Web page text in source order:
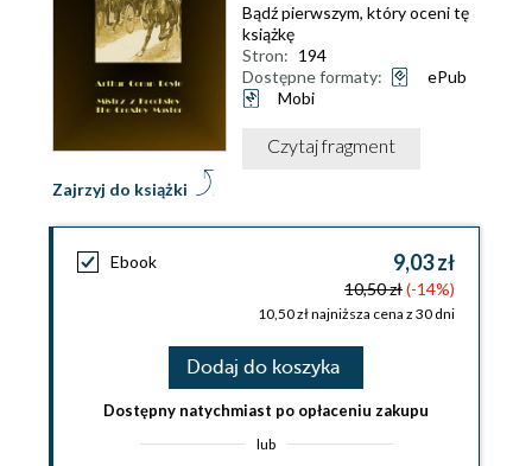
Zajrzyj do książki
Bądź pierwszym, który oceni tę
książkę
Stron: 194
Dostępne formaty:
ePub
Mobi
Czytaj fragment
Ebook 9,03 zł
10,50 zł(-14%)
10,50 zł najniższa cena z 30 dni
Dodaj do koszyka
Dostępny natychmiast po opłaceniu zakupu
lub